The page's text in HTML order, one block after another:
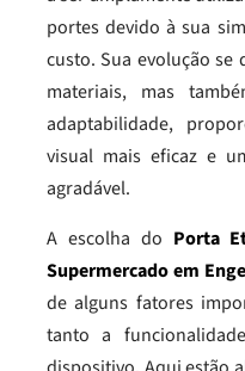
portes devido à sua
custo. Sua evolução se
materiais, mas
adaptabilidade,
visual mais eficaz e
agradável.
A escolha do Porta
Supermercado em
de alguns fatores
tanto a